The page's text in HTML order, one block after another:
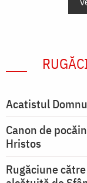
Acatistul
Canon de
Hristos
Rugăciune